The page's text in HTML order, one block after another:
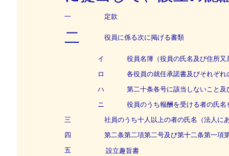
一 定款
二 役員に係る次に掲げる書類
イ
役員名簿（役員の氏名及び住所又
ロ
各役員の就任承諾書及びそれぞれ
ハ
第二十条各号に該当しないこと及
ニ
役員のうち報酬を受ける者の氏名
三
社員のうち十人以上の者の氏名（法人に
四
第二条第二項第二号及び第十二条第一項
五
設立趣旨書